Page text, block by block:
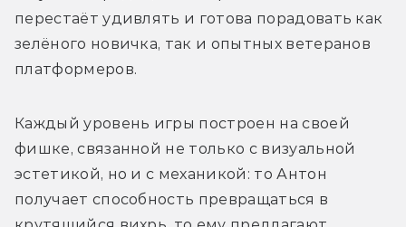
перестаёт удивлять и готова порадовать как
зелёного новичка, так и опытных ветеранов
платформеров.
Каждый уровень игры построен на своей
фишке, связанной не только с визуальной
эстетикой, но и с механикой: то Антон
получает способность превращаться в